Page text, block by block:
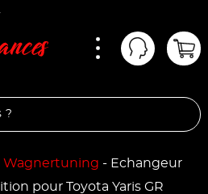
Mon
Wagnertuning - Echangeur
pour Toyota Yaris GR